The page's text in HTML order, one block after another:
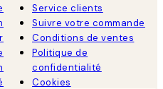
Service clients
Suivre votre commande
Conditions de ventes
Politique de
confidentialité
Cookies